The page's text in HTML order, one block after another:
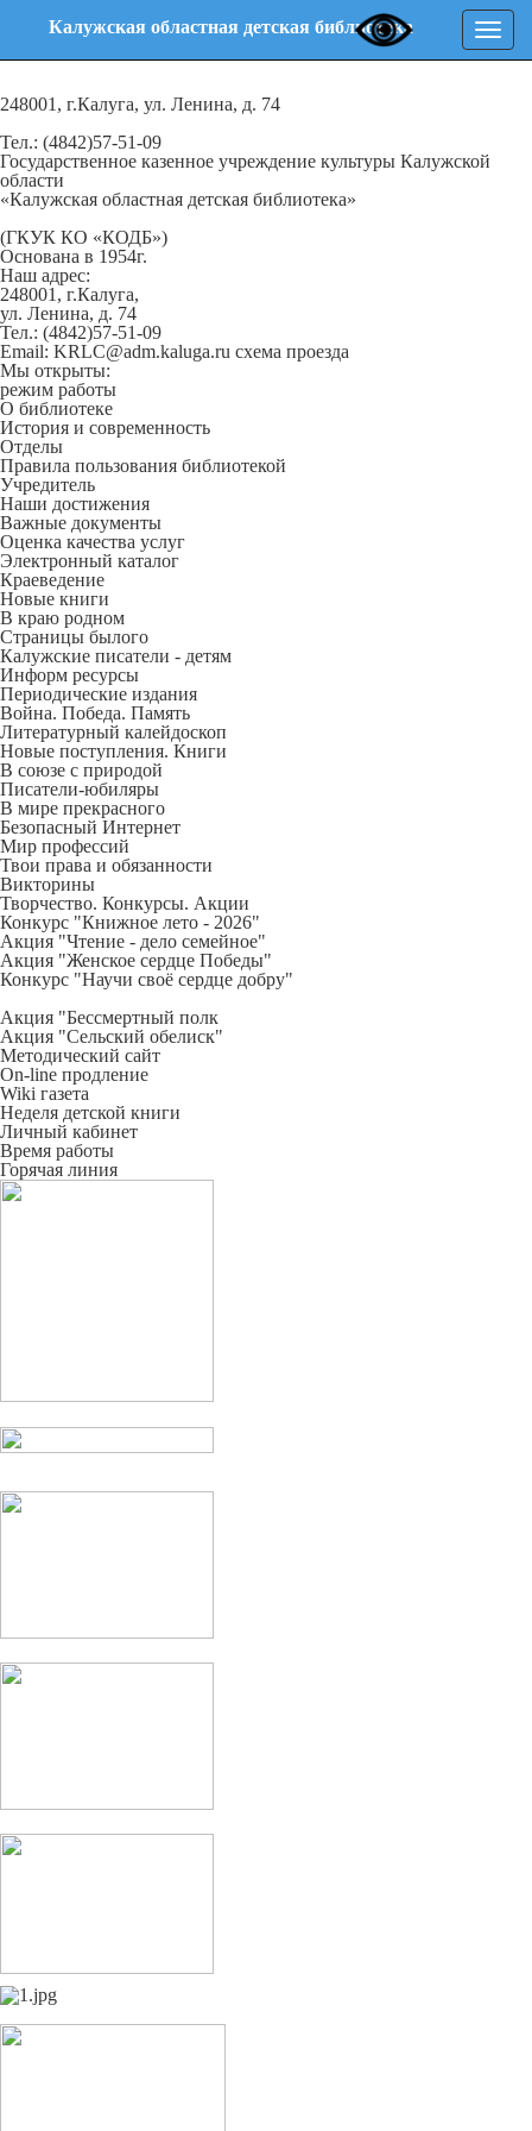
Калужская областная детская библиотека
248001, г.Калуга, ул. Ленина, д. 74
Тел.: (4842)57-51-09
Государственное казенное учреждение культуры Калужской
области
«Калужская областная детская библиотека»
(ГКУК КО «КОДБ»)
Основана в 1954г.
Наш адрес:
248001, г.Калуга,
ул. Ленина, д. 74
Тел.: (4842)57-51-09
Email: KRLC@adm.kaluga.ru схема проезда
Мы открыты:
режим работы
О библиотеке
История и современность
Отделы
Правила пользования библиотекой
Учредитель
Наши достижения
Важные документы
Оценка качества услуг
Электронный каталог
Краеведение
Новые книги
В краю родном
Страницы былого
Калужские писатели - детям
Информ ресурсы
Периодические издания
Война. Победа. Память
Литературный калейдоскоп
Новые поступления. Книги
В союзе с природой
Писатели-юбиляры
В мире прекрасного
Безопасный Интернет
Мир профессий
Твои права и обязанности
Викторины
Творчество. Конкурсы. Акции
Конкурс "Книжное лето - 2026"
Акция "Чтение - дело семейное"
Акция "Женское сердце Победы"
Конкурс "Научи своё сердце добру"
Акция "Бессмертный полк
Акция "Сельский обелиск"
Методический сайт
On-line продление
Wiki газета
Неделя детской книги
Личный кабинет
Время работы
Горячая линия